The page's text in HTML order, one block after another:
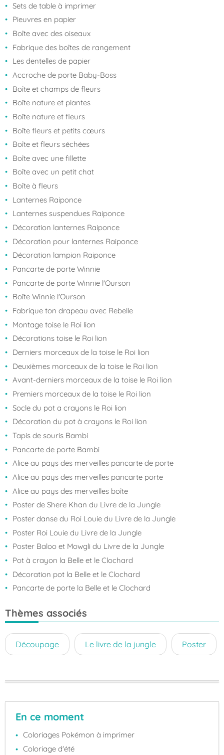
Sets de table à imprimer
Pieuvres en papier
Boîte avec des oiseaux
Fabrique des boîtes de rangement
Les dentelles de papier
Accroche de porte Baby-Boss
Boîte et champs de fleurs
Boîte nature et plantes
Boîte nature et fleurs
Boîte fleurs et petits cœurs
Boîte et fleurs séchées
Boîte avec une fillette
Boîte avec un petit chat
Boîte à fleurs
Lanternes Raiponce
Lanternes suspendues Raiponce
Décoration lanternes Raiponce
Décoration pour lanternes Raiponce
Décoration lampion Raiponce
Pancarte de porte Winnie
Pancarte de porte Winnie l'Ourson
Boîte Winnie l'Ourson
Fabrique ton drapeau avec Rebelle
Montage toise le Roi lion
Décorations toise le Roi lion
Derniers morceaux de la toise le Roi lion
Deuxièmes morceaux de la toise le Roi lion
Avant-derniers morceaux de la toise le Roi lion
Premiers morceaux de la toise le Roi lion
Socle du pot a crayons le Roi lion
Décoration du pot à crayons le Roi lion
Tapis de souris Bambi
Pancarte de porte Bambi
Alice au pays des merveilles pancarte de porte
Alice au pays des merveilles pancarte porte
Alice au pays des merveilles boîte
Poster de Shere Khan du Livre de la Jungle
Poster danse du Roi Louie du Livre de la Jungle
Poster Roi Louie du Livre de la Jungle
Poster Baloo et Mowgli du Livre de la Jungle
Pot à crayon la Belle et le Clochard
Décoration pot la Belle et le Clochard
Pancarte de porte la Belle et le Clochard
Thèmes associés
Découpage Le livre de la jungle Poster
En ce moment
Coloriages Pokémon à imprimer
Coloriage d'été